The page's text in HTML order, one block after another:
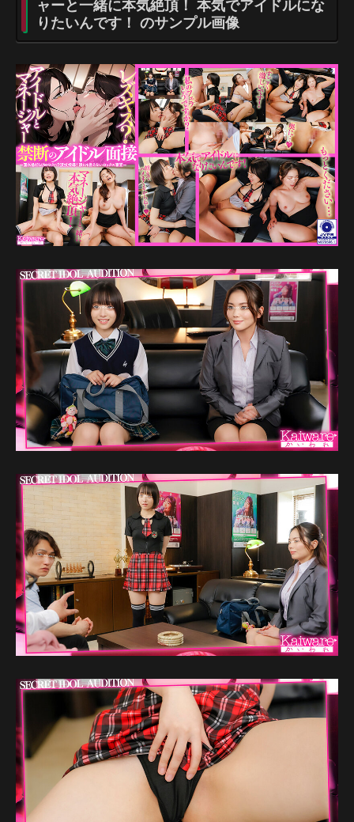
ャーと一緒に本気絶頂！ 本気でアイドルにな
りたいんです！ のサンプル画像